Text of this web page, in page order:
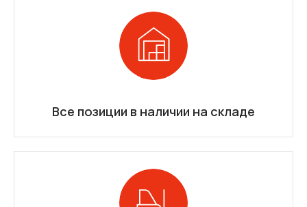
Все позиции в наличии на складе